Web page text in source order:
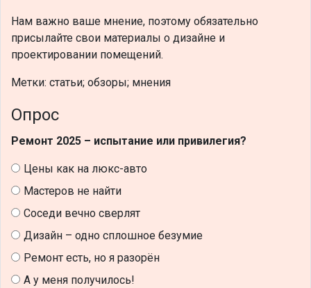
Нам важно ваше мнение, поэтому обязательно
присылайте свои материалы о дизайне и
проектировании помещений.
Метки: статьи; обзоры; мнения
Опрос
Ремонт 2025 – испытание или привилегия?
Цены как на люкс-авто
Мастеров не найти
Соседи вечно сверлят
Дизайн – одно сплошное безумие
Ремонт есть, но я разорён
А у меня получилось!